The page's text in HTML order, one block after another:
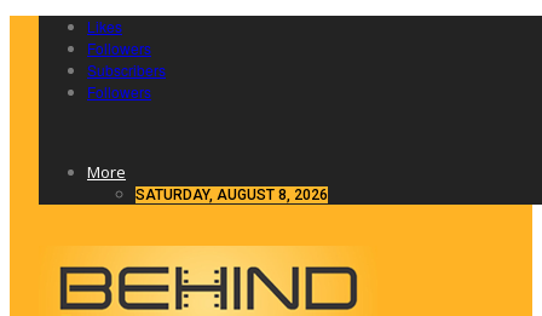
Likes
Followers
Subscribers
Followers
More
SATURDAY, AUGUST 8, 2026